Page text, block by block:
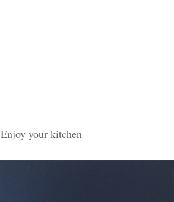
Enjoy your kitchen